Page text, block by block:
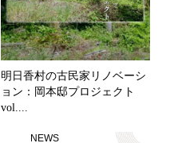
明日香村の古民家リノベーシ
ョン：岡本邸プロジェクト
vol....
NEWS